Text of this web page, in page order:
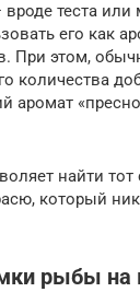
теста или
его как
При этом,
количества
аромат
найти
который
рыбы